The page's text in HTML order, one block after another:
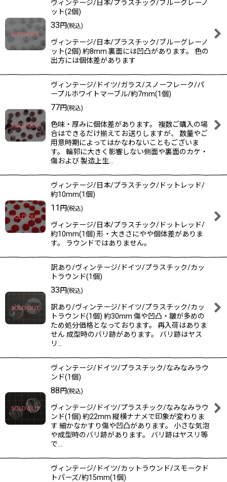
ヴィンテージ/日本/プラスチック/ブルーグレーノ
ット(2個)
33円(税込)
ヴィンテージ/日本/プラスチック/ブルーグレーノ
ット(2個) 約8mm 裏面には凹凸があります。 色の
出方には個体差があります
ヴィンテージ/ドイツ/ガラス/スノーフレーク/パ
ープルホワイトマーブル/約7mm(1個)
77円(税込)
色味・厚みに個体差があります。 複数ご購入の場
合はできるだけ揃えてお送りしますが、 数量やご
用意時期によってはかなわないこともございま
す。 輪郭に大きく影響しない側面や裏面のカケ・
傷および 製造上生…
ヴィンテージ/日本/プラスチック/ドットレッド/
約10mm(1個)
11 円(税込)
ヴィンテージ/日本/プラスチック/ドットレッド/
約10mm(1個) 形・大きさにやや個体差がありま
す。 ラウンドではありません。
訳あり/ヴィンテージ/ドイツ/プラスチック/カッ
トラウンド(1個)
33円(税込)
訳あり/ヴィンテージ/ドイツ/プラスチック/カッ
トラウンド(1個) 約30mm 傷や凹凸・皺が多めの
ため処分価格となっております。 再入荷はありま
せん 成型時のバリ跡があります。 バリ跡はヤス
リ…
ヴィンテージ/ドイツ/プラスチック/なみなみラウ
ンド(1個)
88円(税込)
ヴィンテージ/ドイツ/プラスチック/なみなみラウ
ンド(1個) 約22mm 縦横ナナメで印象が変わりま
す 細かなかすり傷や凹凸があります。 小さな気泡
や成型時のバリ跡があります。 バリ跡はヤスリ等
で…
ヴィンテージ/ドイツ/カットラウンド/スモークド
トパーズ/約15mm(1個)